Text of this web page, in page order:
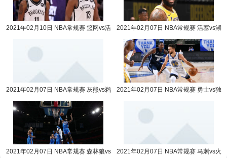
2021年02月10日 NBA常规赛 篮网vs活
2021年02月07日 NBA常规赛 活塞vs湖
2021年02月07日 NBA常规赛 灰熊vs鹈
2021年02月07日 NBA常规赛 勇士vs独
2021年02月07日 NBA常规赛 森林狼vs
2021年02月07日 NBA常规赛 马刺vs火